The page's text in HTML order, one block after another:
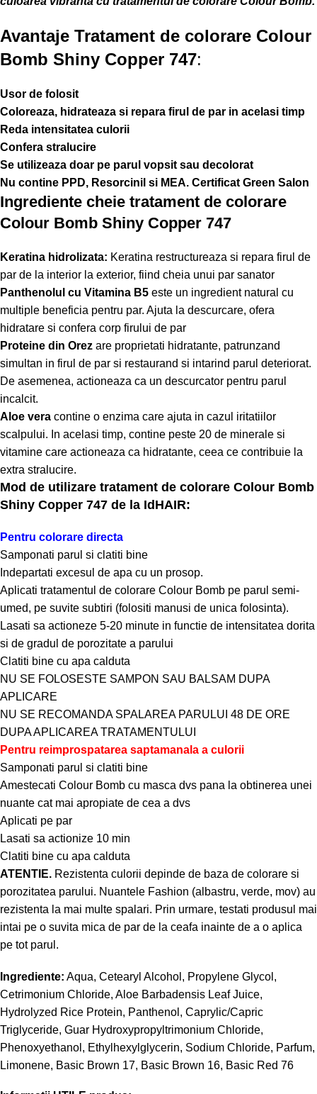
Avantaje Tratament de colorare Colour
Bomb Shiny Copper 747:
Usor de folosit
Coloreaza, hidrateaza si repara firul de par in acelasi timp
Reda intensitatea culorii
Confera stralucire
Se utilizeaza doar pe parul vopsit sau decolorat
Nu contine PPD, Resorcinil si MEA. Certificat Green Salon
Ingrediente cheie tratament de colorare
Colour Bomb Shiny Copper 747
Keratina hidrolizata: Keratina restructureaza si repara firul de
par de la interior la exterior, fiind cheia unui par sanator
Panthenolul cu Vitamina B5 este un ingredient natural cu
multiple beneficia pentru par. Ajuta la descurcare, ofera
hidratare si confera corp firului de par
Proteine din Orez are proprietati hidratante, patrunzand
simultan in firul de par si restaurand si intarind parul deteriorat.
De asemenea, actioneaza ca un descurcator pentru parul
incalcit.
Aloe vera contine o enzima care ajuta in cazul iritatiilor
scalpului. In acelasi timp, contine peste 20 de minerale si
vitamine care actioneaza ca hidratante, ceea ce contribuie la
extra stralucire.
Mod de utilizare tratament de colorare Colour Bomb
Shiny Copper 747 de la IdHAIR:
Pentru colorare directa
Samponati parul si clatiti bine
Indepartati excesul de apa cu un prosop.
Aplicati tratamentul de colorare Colour Bomb pe parul semi-
umed, pe suvite subtiri (folositi manusi de unica folosinta).
Lasati sa actioneze 5-20 minute in functie de intensitatea dorita
si de gradul de porozitate a parului
Clatiti bine cu apa calduta
NU SE FOLOSESTE SAMPON SAU BALSAM DUPA
APLICARE
NU SE RECOMANDA SPALAREA PARULUI 48 DE ORE
DUPA APLICAREA TRATAMENTULUI
Pentru reimprospatarea saptamanala a culorii
Samponati parul si clatiti bine
Amestecati Colour Bomb cu masca dvs pana la obtinerea unei
nuante cat mai apropiate de cea a dvs
Aplicati pe par
Lasati sa actionize 10 min
Clatiti bine cu apa calduta
ATENTIE. Rezistenta culorii depinde de baza de colorare si
porozitatea parului. Nuantele Fashion (albastru, verde, mov) au
rezistenta la mai multe spalari. Prin urmare, testati produsul mai
intai pe o suvita mica de par de la ceafa inainte de a o aplica
pe tot parul.
Ingrediente: Aqua, Cetearyl Alcohol, Propylene Glycol,
Cetrimonium Chloride, Aloe Barbadensis Leaf Juice,
Hydrolyzed Rice Protein, Panthenol, Caprylic/Capric
Triglyceride, Guar Hydroxypropyltrimonium Chloride,
Phenoxyethanol, Ethylhexylglycerin, Sodium Chloride, Parfum,
Limonene, Basic Brown 17, Basic Brown 16, Basic Red 76